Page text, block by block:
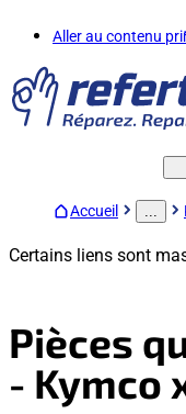
Aller au contenu
Accueil
Certains liens sont
Pièces
- Kymco